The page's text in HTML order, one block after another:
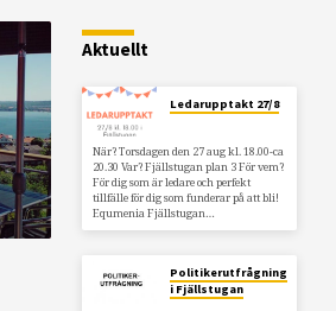
Aktuellt
Ledarupptakt 27/8
När? Torsdagen den 27 aug kl. 18.00-ca
20.30 Var? Fjällstugan plan 3 För vem?
För dig som är ledare och perfekt
tillfälle för dig som funderar på att bli!
Equmenia Fjällstugan…
Politikerutfrågning
i Fjällstugan